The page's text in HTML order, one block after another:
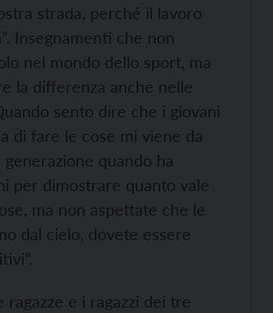
strada, perché il lavoro
Insegnamenti che non
nel mondo dello sport, ma
la differenza anche nelle
sento dire che i giovani
di fare le cose mi viene da
quando ha
per dimostrare quanto vale
ma non aspettate che le
dal cielo, dovete essere
ragazze e i ragazzi dei tre